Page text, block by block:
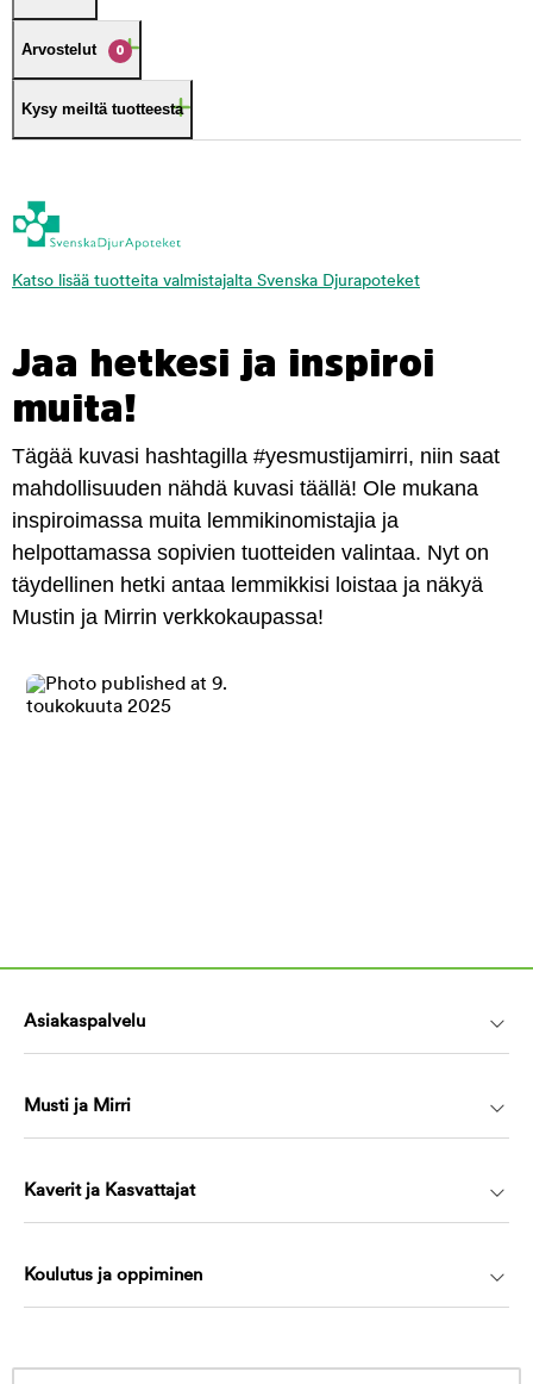
Arvostelut 0
Kysy meiltä tuotteesta
Katso lisää tuotteita valmistajalta Svenska Djurapoteket
Jaa hetkesi ja inspiroi
muita!
Tägää kuvasi hashtagilla #yesmustijamirri, niin saat
mahdollisuuden nähdä kuvasi täällä! Ole mukana
inspiroimassa muita lemmikinomistajia ja
helpottamassa sopivien tuotteiden valintaa. Nyt on
täydellinen hetki antaa lemmikkisi loistaa ja näkyä
Mustin ja Mirrin verkkokaupassa!
Asiakaspalvelu
Musti ja Mirri
Kaverit ja Kasvattajat
Koulutus ja oppiminen